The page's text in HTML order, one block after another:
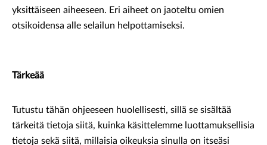
yksittäiseen aiheeseen. Eri aiheet on jaoteltu omien
otsikoidensa alle selailun helpottamiseksi.
Tärkeää
Tutustu tähän ohjeeseen huolellisesti, sillä se sisältää
tärkeitä tietoja siitä, kuinka käsittelemme luottamuksellisia
tietoja sekä siitä, millaisia oikeuksia sinulla on itseäsi